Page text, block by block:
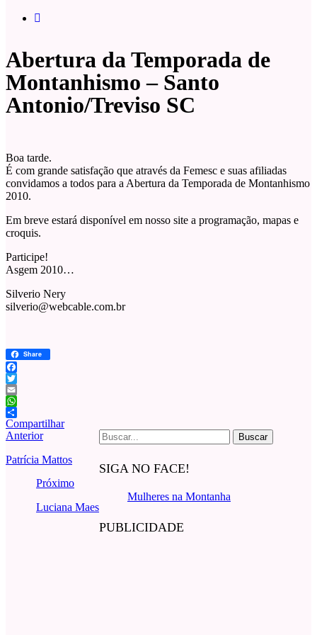
Abertura da Temporada de
Montanhismo – Santo
Antonio/Treviso SC
Boa tarde.
É com grande satisfação que através da Femesc e suas afiliadas
convidamos a todos para a Abertura da Temporada de Montanhismo
2010.
Em breve estará disponível em nosso site a programação, mapas e
croquis.
Participe!
Asgem 2010…
Silverio Nery
silverio@webcable.com.br
Share
Facebook
Twitter
Email
WhatsApp
Compartilhar
Buscar
por:
SIGA NO FACE!
Mulheres na Montanha
PUBLICIDADE
Anterior
Patrícia Mattos
Próximo
Luciana Maes